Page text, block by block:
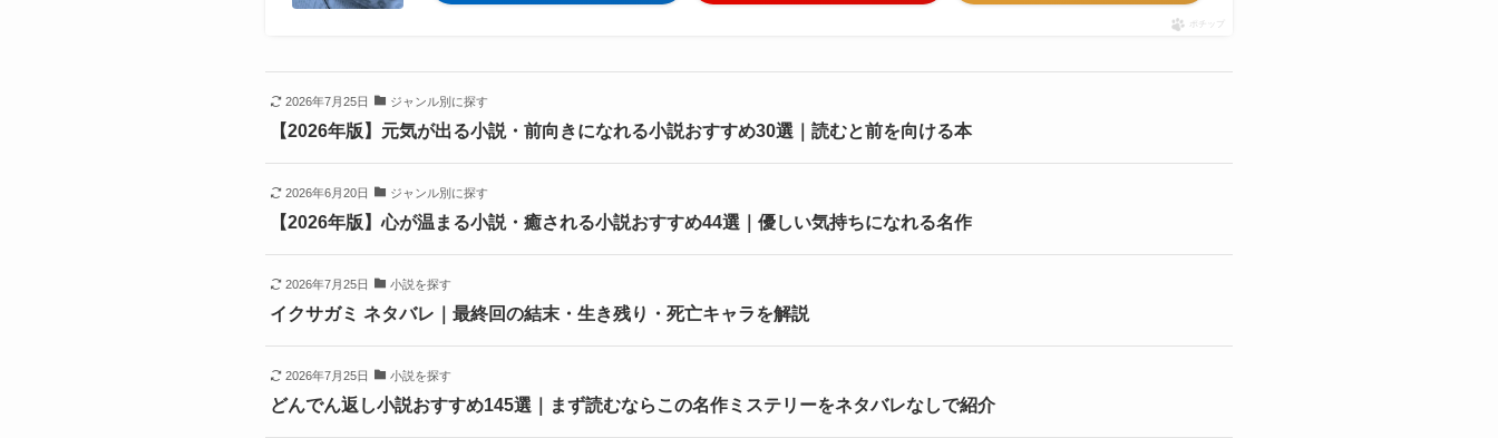
ポチップ
2026年7月25日 ジャンル別に探す
【2026年版】元気が出る小説・前向きになれる小説おすすめ30選｜読むと前を向ける本
2026年6月20日 ジャンル別に探す
【2026年版】心が温まる小説・癒される小説おすすめ44選｜優しい気持ちになれる名作
2026年7月25日 小説を探す
イクサガミ ネタバレ｜最終回の結末・生き残り・死亡キャラを解説
2026年7月25日 小説を探す
どんでん返し小説おすすめ145選｜まず読むならこの名作ミステリーをネタバレなしで紹介